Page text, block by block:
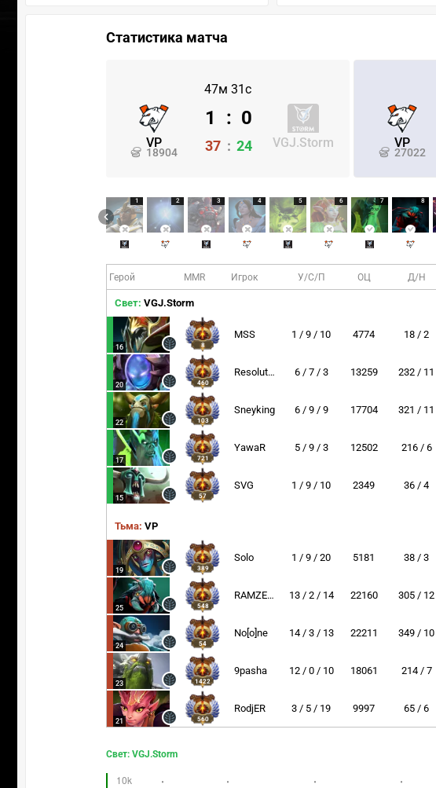
Статистика матча
47м 31с
VP
18904
VGJ.Storm
1 : 0
37 : 24 VP
27022
1 2 3 4 5 6 7 8
Герой MMR Игрок У/С/П ОЦ Д/Н
Свет: VGJ.Storm
16 8
MSS 1 / 9 / 10 4774 18 / 2
20 460
Resolut1on 6 / 7 / 3 13259 232 / 11
22 103
Sneyking 6 / 9 / 9 17704 321 / 11
17 721
YawaR 5 / 9 / 3 12502 216 / 6
15 57
SVG 1 / 9 / 10 2349 36 / 4
Тьма: VP
19 389
Solo 1 / 9 / 20 5181 38 / 3
25 548
RAMZES666 13 / 2 / 14 22160 305 / 12
24 54
No[o]ne 14 / 3 / 13 22211 349 / 10
23 1422
9pasha 12 / 0 / 10 18061 214 / 7
21 560
RodjER 3 / 5 / 19 9997 65 / 6
Свет: VGJ.Storm